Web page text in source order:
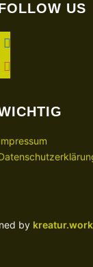
US
facebook
instagram
by kreatur.work